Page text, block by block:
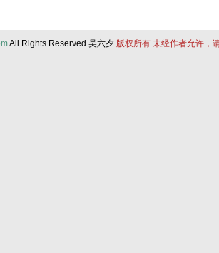
All Rights Reserved 吴六夕 版权所有 未经作者允许，